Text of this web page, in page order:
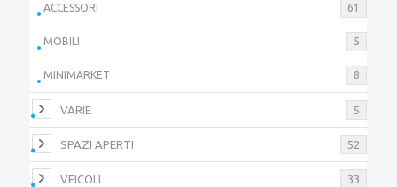
ACCESSORI 61
MOBILI 5
MINIMARKET 8
VARIE 5
SPAZI APERTI 52
VEICOLI 33